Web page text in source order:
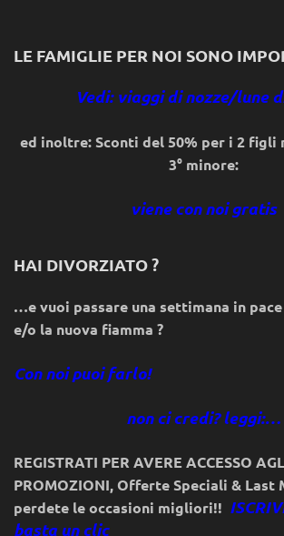
LE FAMIGLIE PER NOI SONO
Vedi: viaggi di nozze/lune
ed inoltre: Sconti del 50% per i 2 figli
3° minore:
viene con noi gratis
HAI DIVORZIATO ?
…e vuoi passare una settimana in
e/o la nuova fiamma ?
Con noi puoi farlo!
non ci credi? leggi:…
REGISTRATI PER AVERE ACCESSO
PROMOZIONI,Offerte Speciali & Last
perdete le occasioni migliori!!
basta un clic